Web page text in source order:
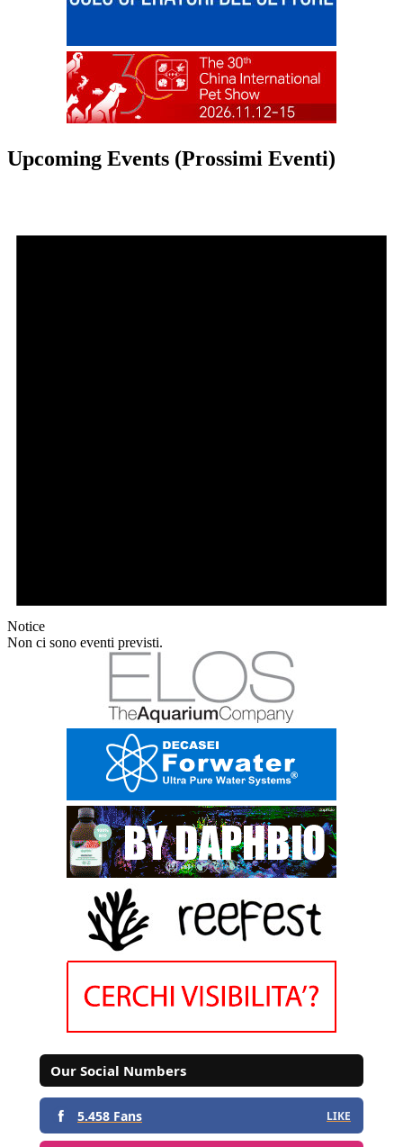
Upcoming Events (Prossimi Eventi)
Notice
Non ci sono eventi previsti.
Our Social Numbers
5.458 Fans LIKE